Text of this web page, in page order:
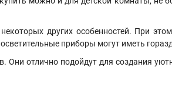
других особенностей. При
приборы могут иметь
отлично подойдут для создания